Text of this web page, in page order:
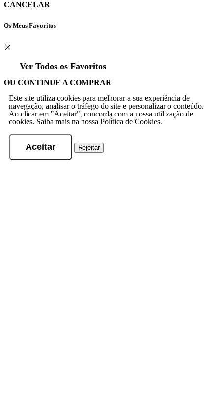
CANCELAR
Os Meus Favoritos
Ver Todos os Favoritos
OU CONTINUE A COMPRAR
Este site utiliza cookies para melhorar a sua experiência de
navegação, analisar o tráfego do site e personalizar o conteúdo.
Ao clicar em "Aceitar", concorda com a nossa utilização de
cookies. Saiba mais na nossa Política de Cookies.
Aceitar Rejeitar